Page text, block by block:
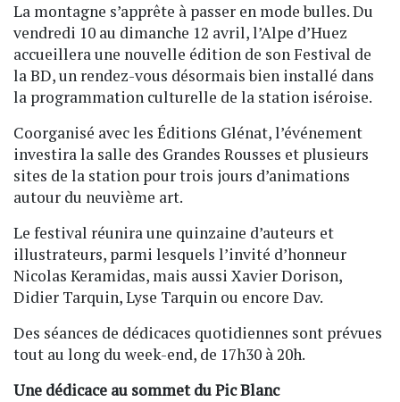
La montagne s’apprête à passer en mode bulles. Du
vendredi 10 au dimanche 12 avril, l’Alpe d’Huez
accueillera une nouvelle édition de son Festival de
la BD, un rendez-vous désormais bien installé dans
la programmation culturelle de la station iséroise.
Coorganisé avec les Éditions Glénat, l’événement
investira la salle des Grandes Rousses et plusieurs
sites de la station pour trois jours d’animations
autour du neuvième art.
Le festival réunira une quinzaine d’auteurs et
illustrateurs, parmi lesquels l’invité d’honneur
Nicolas Keramidas, mais aussi Xavier Dorison,
Didier Tarquin, Lyse Tarquin ou encore Dav.
Des séances de dédicaces quotidiennes sont prévues
tout au long du week-end, de 17h30 à 20h.
Une dédicace au sommet du Pic Blanc